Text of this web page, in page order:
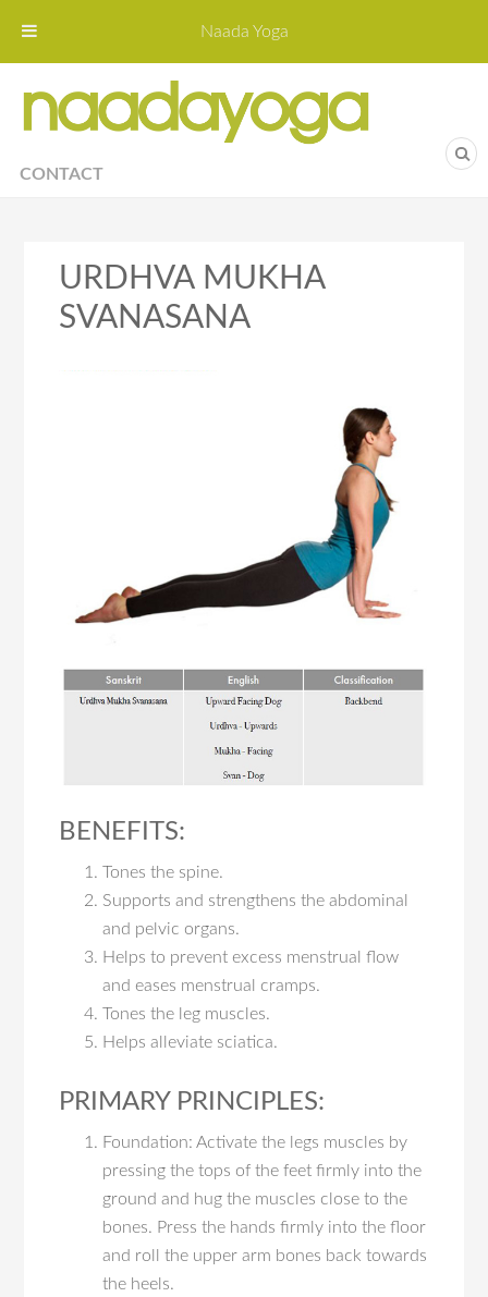
CONTACT
URDHVA MUKHA
SVANASANA
BENEFITS:
Tones the spine.
Supports and strengthens the abdominal
and pelvic organs.
Helps to prevent excess menstrual flow
and eases menstrual cramps.
Tones the leg muscles.
Helps alleviate sciatica.
PRIMARY PRINCIPLES:
Foundation: Activate the legs muscles by
pressing the tops of the feet firmly into the
ground and hug the muscles close to the
bones. Press the hands firmly into the floor
and roll the upper arm bones back towards
the heels.
Naada Yoga